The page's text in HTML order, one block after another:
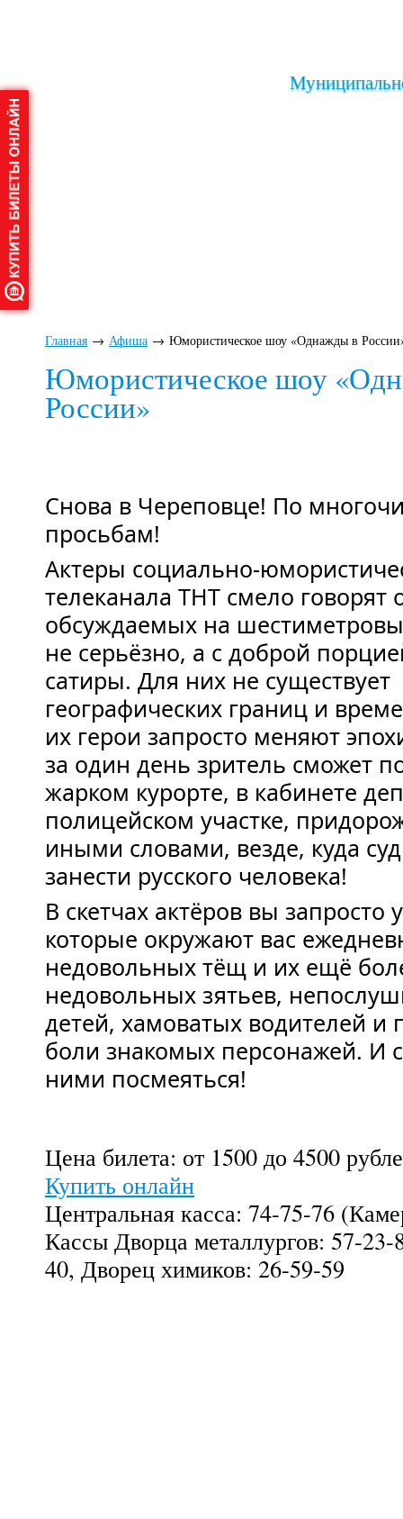
Главная → Афиша → Юмористическое шоу «Однажды в
Юмористическое шоу
России»
Снова в Череповце! По
просьбам!
Актеры социально-
телеканала ТНТ смело говорят
обсуждаемых на
не серьёзно, а с доброй
сатиры. Для них не существует
географических границ и
их герои запросто меняют
за один день зритель сможет
жарком курорте, в кабинете
полицейском участке,
иными словами, везде, куда
занести русского человека!
В скетчах актёров вы запросто
которые окружают вас
недовольных тёщ и их ещё
недовольных зятьев,
детей, хамоватых водителей и
боли знакомых персонажей. И
ними посмеяться!
Цена билета: от 1500 до 4500
Купить онлайн
Центральная касса: 74-75-76
Кассы Дворца металлургов: 57-
40, Дворец химиков: 26-59-59